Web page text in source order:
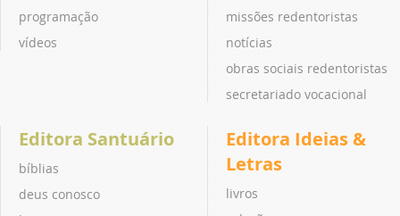
programação
vídeos
missões redentoristas
notícias
obras sociais redentoristas
secretariado vocacional
Editora Santuário
bíblias
deus conosco
Editora Ideias &
Letras
livros